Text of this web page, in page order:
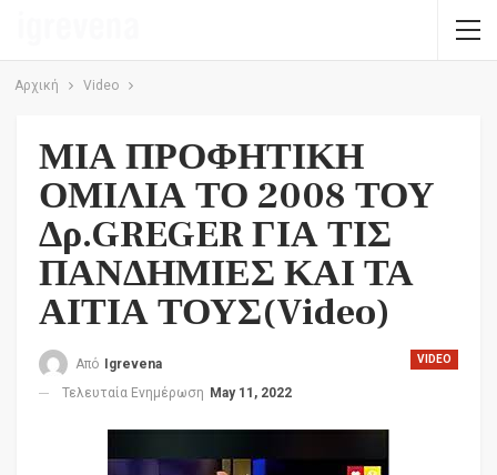
Αρχική Video
ΜΙΑ ΠΡΟΦΗΤΙΚΗ
ΟΜΙΛΙΑ ΤΟ 2008 ΤΟΥ
Δρ.GREGER ΓΙΑ ΤΙΣ
ΠΑΝΔΗΜΙΕΣ ΚΑΙ ΤΑ
ΑΙΤΙΑ ΤΟΥΣ(Video)
VIDEO
Από Igrevena
Τελευταία Ενημέρωση May 11, 2022